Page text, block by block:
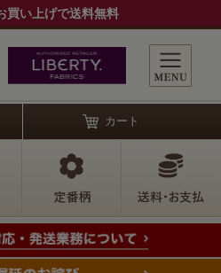
買い上げで送料無料
カート